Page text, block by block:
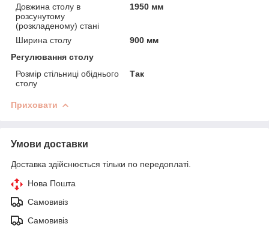
Довжина столу в
розсунутому
(розкладеному) стані
1950 мм
Ширина столу
900 мм
Регулювання столу
Розмір стільниці обіднього
столу
Так
Приховати
Умови доставки
Доставка здійснюється тільки по передоплаті.
Нова Пошта
Самовивіз
Самовивіз